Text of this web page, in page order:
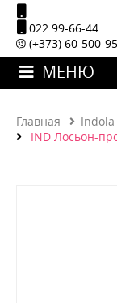
022 99-66-44
(+373) 60-500-
МЕНЮ
Главная Indola
IND Лосьон-